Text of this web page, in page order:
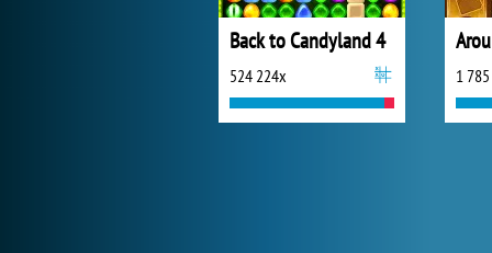
Back to Candyland 4
524 224x 1